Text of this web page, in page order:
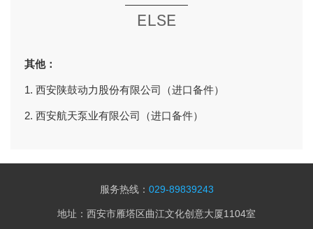
ELSE
其他：
1. 西安陕鼓动力股份有限公司（进口备件）
2. 西安航天泵业有限公司（进口备件）
服务热线： 029-89839243
地址：西安市雁塔区曲江文化创意大厦1104室